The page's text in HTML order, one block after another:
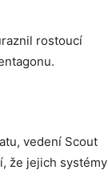
rostoucí
vedení Scout
že jejich systémy